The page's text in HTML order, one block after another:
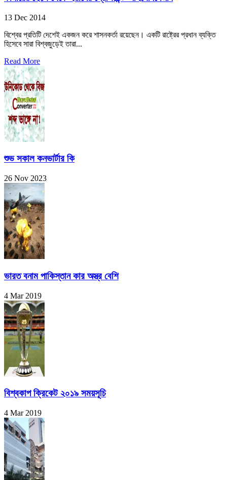
13 Dec 2014
বিশ্বের প্রতিটি দেশেই একজন করে শাসনকর্তা রয়েছেন। একটি রাষ্ট্রের প্রধান ব্যক্তি
হিসেবে সারা বিশ্বজুড়েই তারা...
Read More
শুভ সকাল কনভার্টার কি
26 Nov 2023
ভারত বনাম পাকিস্তান কার অস্ত্র বেশি
4 Mar 2019
বিশ্বকাপ ক্রিকেট ২০১৯ সময়সূচি
4 Mar 2019